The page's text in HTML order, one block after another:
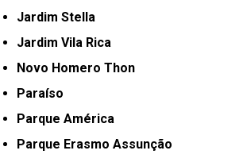
Jardim Stella
Jardim Vila Rica
Novo Homero Thon
Paraíso
Parque América
Parque Erasmo Assunção